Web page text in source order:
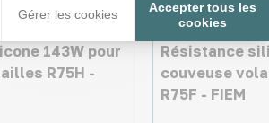
Gérer les cookies
Accepter tous les
cookies
143W pour
R75H -
Résistance
couveuse
R75F - FIEM